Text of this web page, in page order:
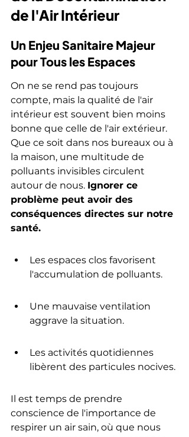
de l'Air Intérieur
Un Enjeu Sanitaire Majeur
pour Tous les Espaces
On ne se rend pas toujours
compte, mais la qualité de l'air
intérieur est souvent bien moins
bonne que celle de l'air extérieur.
Que ce soit dans nos bureaux ou à
la maison, une multitude de
polluants invisibles circulent
autour de nous. Ignorer ce
problème peut avoir des
conséquences directes sur notre
santé.
Les espaces clos favorisent
l'accumulation de polluants.
Une mauvaise ventilation
aggrave la situation.
Les activités quotidiennes
libèrent des particules nocives.
Il est temps de prendre
conscience de l'importance de
respirer un air sain, où que nous